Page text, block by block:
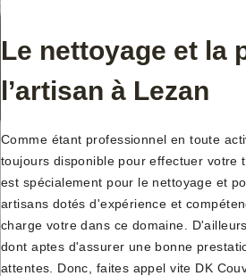
Le nettoyage et la
l’artisan à Lezan
Comme étant professionnel en toute
toujours disponible pour effectuer votre
est spécialement pour le nettoyage et
artisans dotés d'expérience et
charge votre dans ce domaine.
dont aptes d'assurer une bonne
attentes. Donc, faites appel vite DK